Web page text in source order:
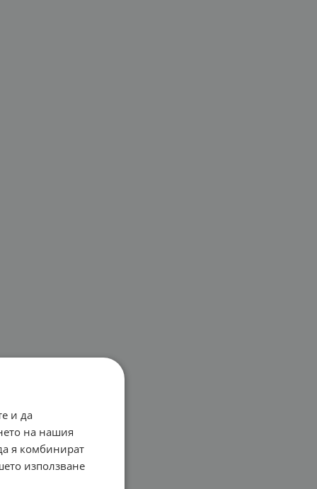
и да
на нашия
я комбинират
използване